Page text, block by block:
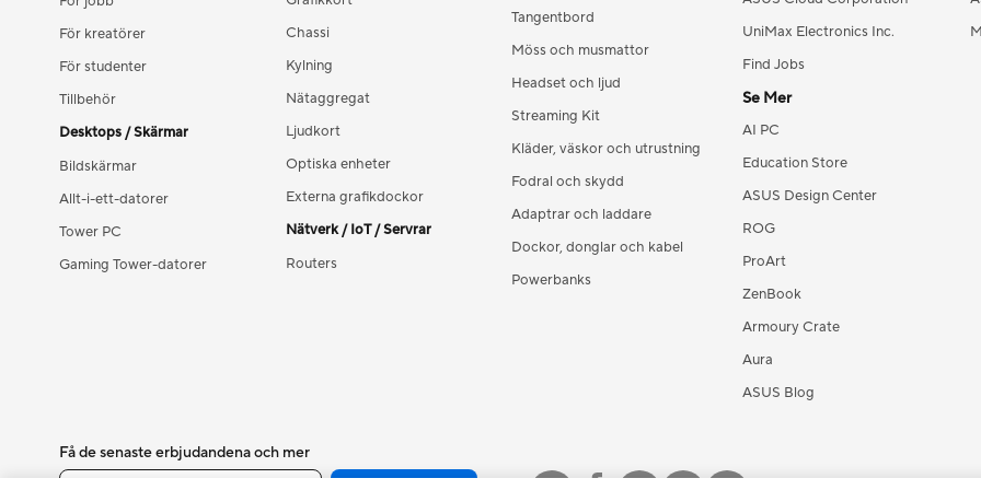
För kreatörer
För studenter
Tillbehör
Desktops / Skärmar
Bildskärmar
Allt-i-ett-datorer
Tower PC
Gaming Tower-datorer
Chassi
Kylning
Nätaggregat
Ljudkort
Optiska enheter
Externa grafikdockor
Nätverk / IoT / Servrar
Routers
Tangentbord
Möss och musmattor
Headset och ljud
Streaming Kit
Kläder, väskor och utrustning
Fodral och skydd
Adaptrar och laddare
Dockor, donglar och kabel
Powerbanks
UniMax Electronics Inc.
Find Jobs
Se Mer
AI PC
Education Store
ASUS Design Center
ROG
ProArt
ZenBook
Armoury Crate
Aura
ASUS Blog
Få de senaste erbjudandena och mer